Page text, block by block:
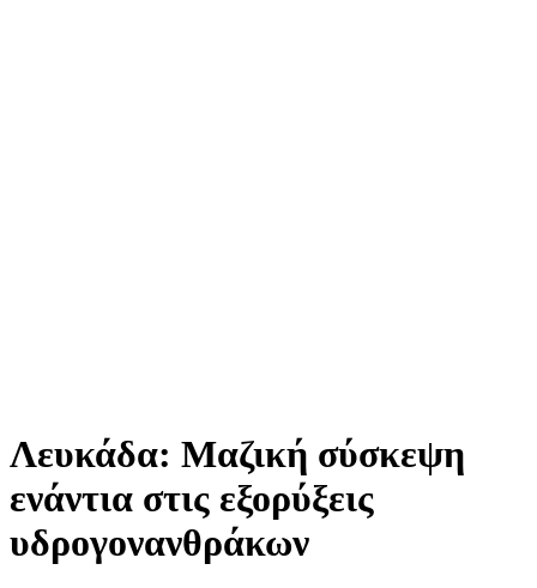
Λευκάδα: Μαζική σύσκεψη
ενάντια στις εξορύξεις
υδρογονανθράκων